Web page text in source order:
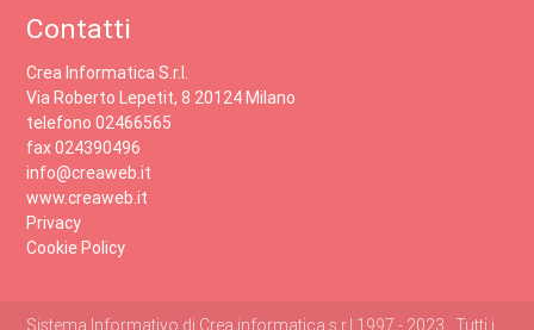
Contatti
Crea Informatica S.r.l.
Via Roberto Lepetit, 8 20124 Milano
telefono 02466565
fax 024390496
info@creaweb.it
www.creaweb.it
Privacy
Cookie Policy
Sistema Informativo di Crea informatica s.r.l 1997 - 2023 , Tutti i